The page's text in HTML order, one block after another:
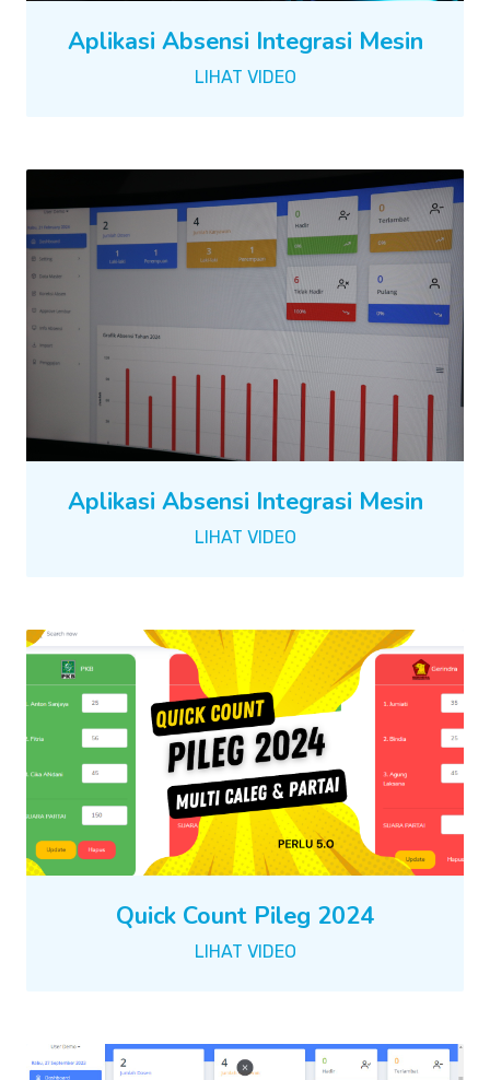
Aplikasi Absensi Integrasi Mesin
LIHAT VIDEO
Aplikasi Absensi Integrasi Mesin
LIHAT VIDEO
Quick Count Pileg 2024
LIHAT VIDEO